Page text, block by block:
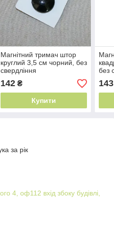
Магнітний тримач штор
круглий 3,5 см чорний, без
свердління
142₴
Купити
без
143
за рік
4, оф112 вхід збоку будівлі,